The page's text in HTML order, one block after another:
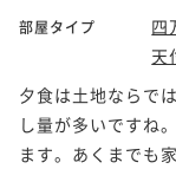
部屋タイプ
四
天
夕食は土地ならで
し量が多いですね
ます。あくまでも